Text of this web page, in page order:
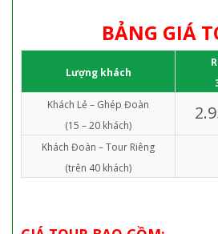
BẢNG GIÁ
Lượng khách
Khách Lẻ – Ghép Đoàn
(15 – 20 khách)
Khách Đoàn – Tour Riêng
(trên 40 khách)